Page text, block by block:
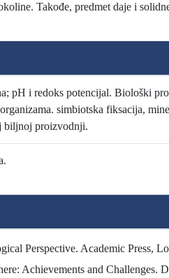
Takođe, predmet daje i
pH i redoks potencijal. Biološki
simbiotska fiksacija,
biljnoj proizvodnji.
Perspective. Academic Press,
Achievements and Challenges.